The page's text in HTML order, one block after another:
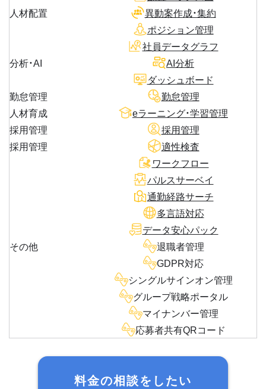
人材配置
異動案作成・集約
ポジション管理
分析・AI
社員データグラフ
AI分析
ダッシュボード
勤怠管理
勤怠管理
人材育成
eラーニング・学習管理
採用管理
採用管理
採用管理
適性検査
その他
ワークフロー
パルスサーベイ
通勤経路サーチ
多言語対応
データ安心パック
退職者管理
GDPR対応
シングルサインオン管理
グループ戦略ポータル
マイナンバー管理
応募者共有QRコード
料金の相談をしたい